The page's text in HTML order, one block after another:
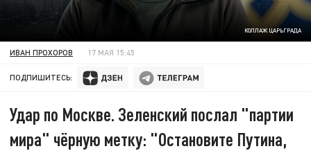
КОЛЛАЖ ЦАРЬГРАДА
ИВАН ПРОХОРОВ 17 МАЯ 15:45
ПОДПИШИТЕСЬ:
Удар по Москве. Зеленский послал "партии
мира" чёрную метку: "Остановите Путина,